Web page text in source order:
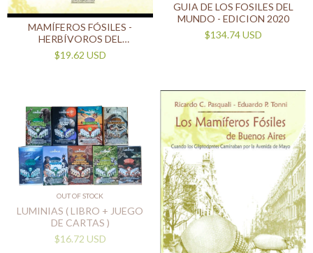
MAMÍFEROS FÓSILES -
HERBÍVOROS DEL
CUATERNARIO
$19.62 USD
GUIA DE LOS FOSILES DEL
MUNDO - EDICION 2020
$134.74 USD
OUT OF STOCK
LUMINIAS ( LIBRO + JUEGO
DE CARTAS )
$16.72 USD